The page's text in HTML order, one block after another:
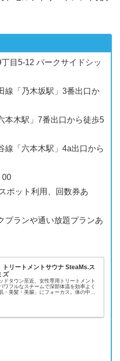
目5-12 パークサイドシッ
線「乃木坂駅」3番出口か
駅」7番出口から徒歩5
六本木駅」4a出口から
00
ポット利用、回数券あ
ンや通い放題プランあ
トリートメントサウナ SteaMs.ス
ズ
ドタウン至近、女性専用トリートメント
ワフルなスチームで深部体温を効率よく
・美髪・美腸」にフォーカス。体の中か